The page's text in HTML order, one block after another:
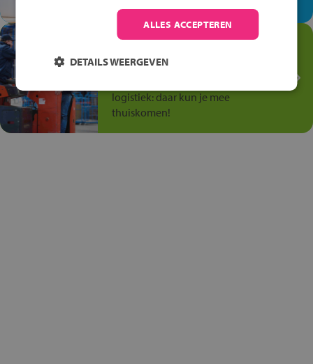
Jouw talent in de
Transport en Logistiek
logistiek: daar kun je mee
thuiskomen!
ALLES ACCEPTEREN
DETAILS WEERGEVEN